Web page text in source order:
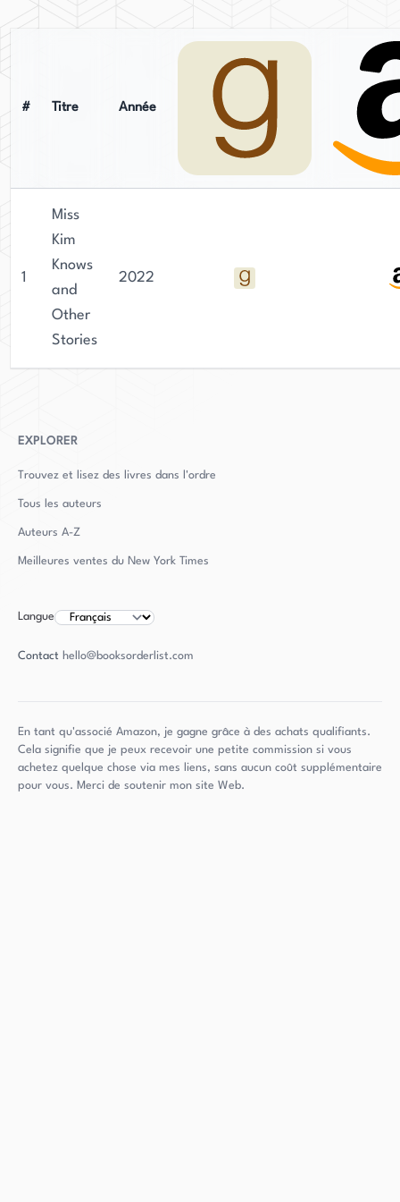
# Titre Année
1
Miss
Kim
Knows
and
Other
Stories
2022
EXPLORER
Trouvez et lisez des livres dans l'ordre
Tous les auteurs
Auteurs A-Z
Meilleures ventes du New York Times
Langue
Contact hello@booksorderlist.com
En tant qu'associé Amazon, je gagne grâce à des achats qualifiants.
Cela signifie que je peux recevoir une petite commission si vous
achetez quelque chose via mes liens, sans aucun coût supplémentaire
pour vous. Merci de soutenir mon site Web.